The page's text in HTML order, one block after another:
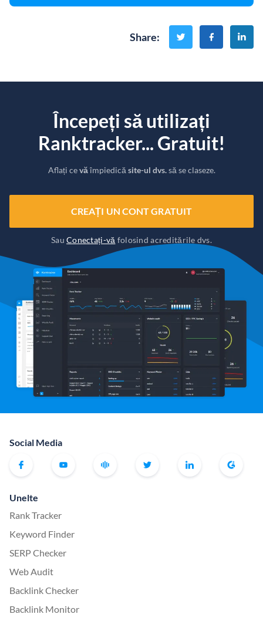
Share:
Începeți să utilizați
Ranktracker... Gratuit!
Aflați cevăîmpiedică site-ul dvs.să se claseze.
CREAȚI UN CONT GRATUIT
SauConectați-vă folosind acreditările dvs.
Social Media
Unelte
Rank Tracker
Keyword Finder
SERP Checker
Web Audit
Backlink Checker
Backlink Monitor